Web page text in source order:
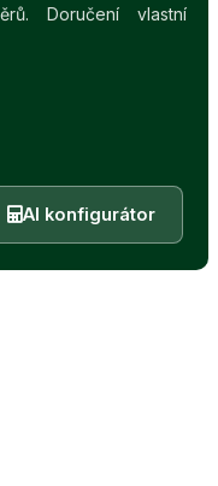
Doručení vlastní
AI konfigurátor